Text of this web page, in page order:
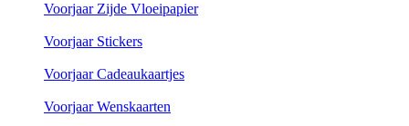
Voorjaar Zijde Vloeipapier
Voorjaar Stickers
Voorjaar Cadeaukaartjes
Voorjaar Wenskaarten